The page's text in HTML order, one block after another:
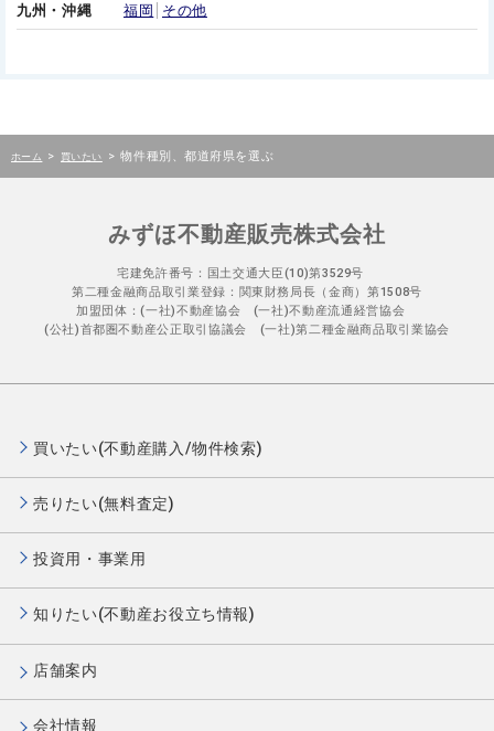
九州・沖縄 福岡 その他
ホーム > 買いたい > 物件種別、都道府県を選ぶ
みずほ不動産販売株式会社
宅建免許番号：国土交通大臣(10)第3529号
第二種金融商品取引業登録：関東財務局長（金商）第1508号
加盟団体：(一社)不動産協会 (一社)不動産流通経営協会
(公社)首都圏不動産公正取引協議会 (一社)第二種金融商品取引業協会
買いたい(不動産購入/物件検索)
売りたい(無料査定)
投資用・事業用
知りたい(不動産お役立ち情報)
店舗案内
会社情報